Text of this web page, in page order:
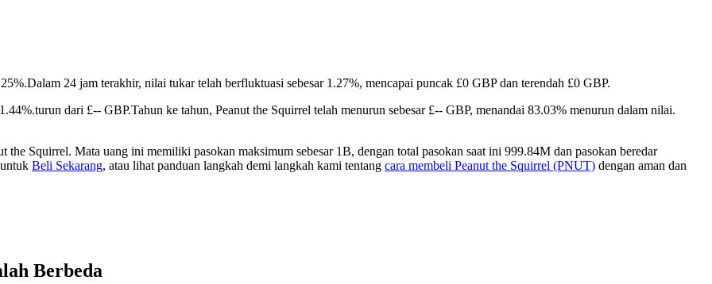
Dalam 24 jam terakhir, nilai tukar telah berfluktuasi sebesar 1.27%, mencapai puncak £0 GBP dan terendah £0 GBP.
dari £-- GBP.Tahun ke tahun, Peanut the Squirrel telah menurun sebesar £-- GBP, menandai 83.03% menurun dalam nilai.
Squirrel. Mata uang ini memiliki pasokan maksimum sebesar 1B, dengan total pasokan saat ini 999.84M dan pasokan beredar
Beli Sekarang, atau lihat panduan langkah demi langkah kami tentang cara membeli Peanut the Squirrel (PNUT) dengan aman dan
Berbeda